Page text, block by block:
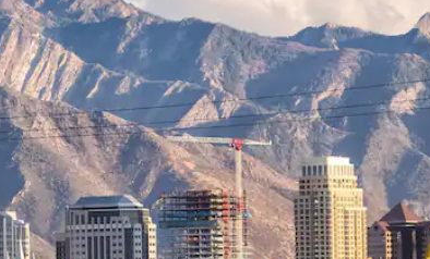
eller utforska genom att trycka eller svepa.